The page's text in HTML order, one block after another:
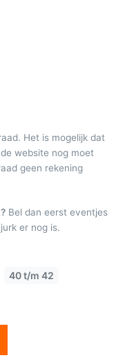
Het is mogelijk dat
website nog moet
geen rekening
Bel dan eerst eventjes
er nog is.
40 t/m 42